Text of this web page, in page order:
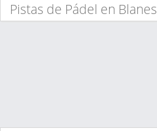
Pistas de Pádel en Blanes